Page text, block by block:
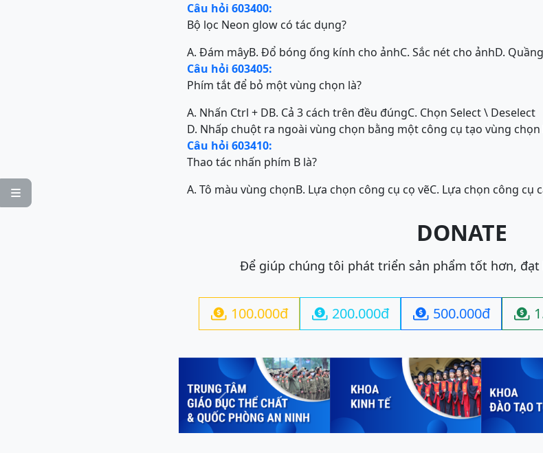

Câu hỏi 603400:
Bộ lọc Neon glow có tác dụng?
A. Đám mâyB. Đổ bóng ống kính cho ảnhC. Sắc nét cho ảnhD.
Câu hỏi 603405:
Phím tắt để bỏ một vùng chọn là?
A. Nhấn Ctrl + DB. Cả 3 cách trên đều đúngC. Chọn Select \ Deselect
D. Nhấp chuột ra ngoài vùng chọn bằng một công cụ tạo vùng chọn
Câu hỏi 603410:
Thao tác nhấn phím B là?
A. Tô màu vùng chọnB. Lựa chọn công cụ cọ vẽC. Lựa chọn công cụ
DONATE
Để giúp chúng tôi phát triển sản phẩm tốt hơn, đạt
 100.000đ  200.000đ  500.000đ 
Previous